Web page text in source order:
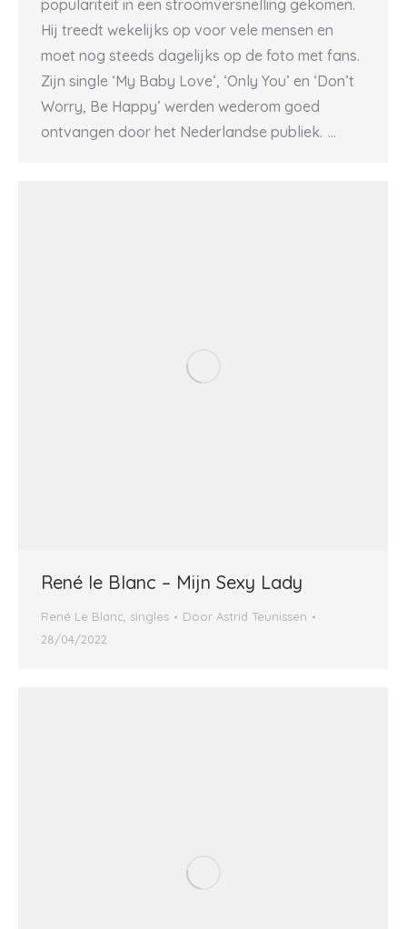
populariteit in een stroomversnelling gekomen.
Hij treedt wekelijks op voor vele mensen en
moet nog steeds dagelijks op de foto met fans.
Zijn single ‘My Baby Love’, ‘Only You’ en ‘Don’t
Worry, Be Happy’ werden wederom goed
ontvangen door het Nederlandse publiek. …
René le Blanc – Mijn Sexy Lady
René Le Blanc singles Door Astrid Teunissen
28/04/2022